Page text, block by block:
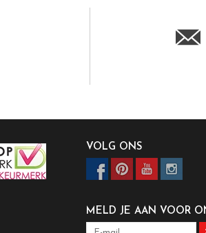
VOLG ONS
MELD JE AAN VOOR